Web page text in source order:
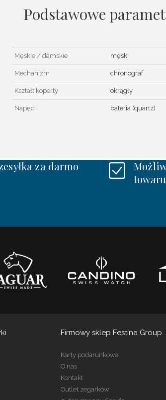
Podstawowe
Męskie / damskie męski
Mechanizm chronograf
Kształt koperty okrągły
Napęd bateria (quartz)
za darmo
Firmowy sklep Festina Group
Karty podarunkowe
O nas
Kontakt
Outlet zegarków